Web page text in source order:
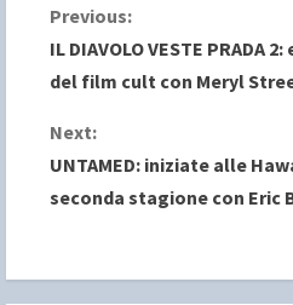
C
o
n
t
n
Previous:
IL DIAVOLO VESTE PRADA
del film cult con Meryl
Next:
UNTAMED: iniziate alle
seconda stagione con Eric